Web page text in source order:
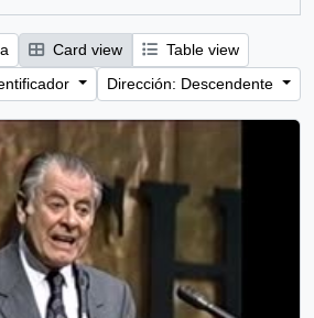
Card view
Table view
Dirección: Descendente